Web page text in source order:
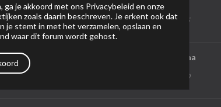
23 39
doorLuc
26-12-2024, 12:55
CR5469 - Varuna
28-01-2024, 20:10
ga je akkoord met ons Privacybeleid en onze
zoals daarin beschreven. Je erkent ook dat
stemt in met het verzamelen, opslaan en
waar dit forum wordt gehost.